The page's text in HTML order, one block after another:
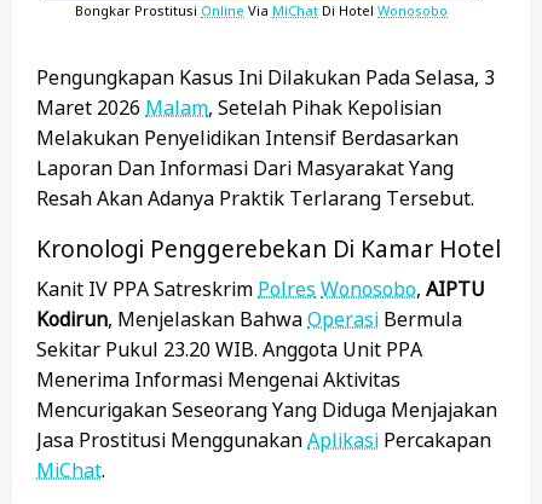
Bongkar Prostitusi Online Via MiChat Di HotelWonosobo
Pengungkapan Kasus Ini Dilakukan Pada Selasa, 3
Maret 2026 Malam, Setelah Pihak Kepolisian
Melakukan Penyelidikan Intensif Berdasarkan
Laporan Dan Informasi Dari Masyarakat Yang
Resah Akan Adanya Praktik Terlarang Tersebut.
Kronologi Penggerebekan Di Kamar Hotel
Kanit IV PPA Satreskrim Polres Wonosobo, AIPTU
Kodirun, Menjelaskan BahwaOperasi Bermula
Sekitar Pukul 23.20 WIB. Anggota Unit PPA
Menerima Informasi Mengenai Aktivitas
Mencurigakan Seseorang Yang Diduga Menjajakan
Jasa Prostitusi MenggunakanAplikasi Percakapan
MiChat.